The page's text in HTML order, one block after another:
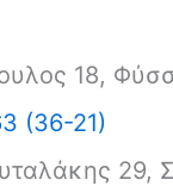
18,
(36-21)
29,